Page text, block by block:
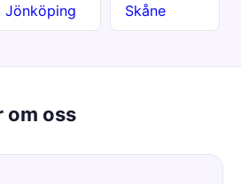
Jönköping Skåne
om oss